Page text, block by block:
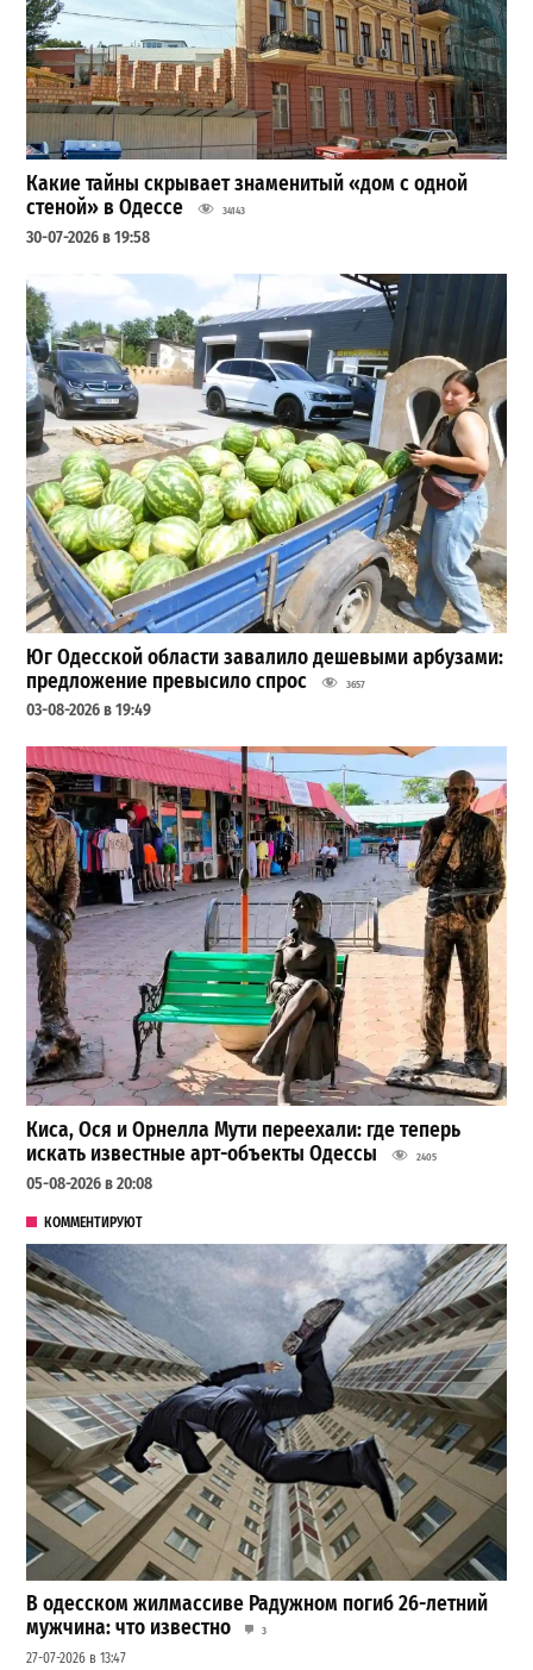
Какие тайны скрывает знаменитый «дом с одной
стеной» в Одессе
34143
30-07-2026 в 19:58
Юг Одесской области завалило дешевыми арбузами:
предложение превысило спрос
3657
03-08-2026 в 19:49
Киса, Ося и Орнелла Мути переехали: где теперь
искать известные арт-объекты Одессы
2405
05-08-2026 в 20:08
КОММЕНТИРУЮТ
В одесском жилмассиве Радужном погиб 26-летний
мужчина: что известно
3
27-07-2026 в 13:47